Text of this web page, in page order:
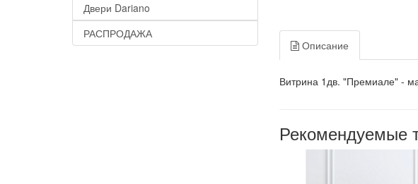
Двери Dariano
РАСПРОДАЖА
Описание
Витрина 1дв. "Премиале" - м
Рекомендуемые